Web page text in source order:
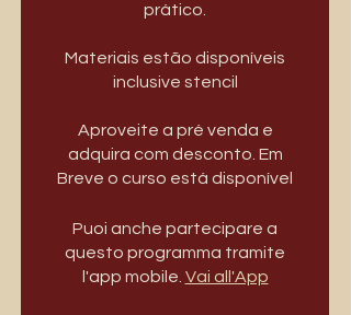
prático.
Materiais estão disponíveis
inclusive stencil
Aproveite a pré venda e
adquira com desconto. Em
Breve o curso está disponível
Puoi anche partecipare a
questo programma tramite
l'app mobile. Vai all'App